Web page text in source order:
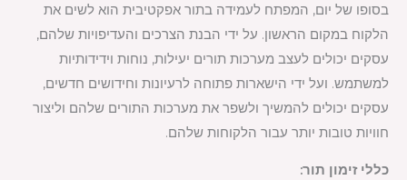
בסופו של יום, המפתח לעמידה בתור אפקטיבית הוא לשים את
הלקוח במקום הראשון. על ידי הבנת הצרכים והעדיפויות שלהם,
עסקים יכולים לעצב מערכות תורים יעילות, נוחות וידידותיות
למשתמש. ועל ידי הישארות פתוחה לרעיונות וחידושים חדשים,
עסקים יכולים להמשיך ולשפר את מערכות התורים שלהם וליצור
חוויות טובות יותר עבור הלקוחות שלהם.
כללי זימון תור: